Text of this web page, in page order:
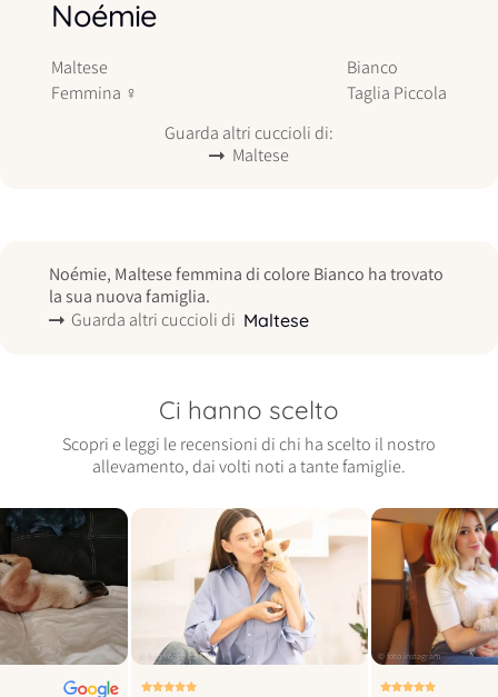
Noémie
Maltese
Femmina ♀
Bianco
Taglia Piccola
Guarda altri cuccioli di:
Maltese
Noémie, Maltese femmina di colore Bianco ha trovato
la sua nuova famiglia.
Guarda altri cuccioli di Maltese
Ci hanno scelto
Scopri e leggi le recensioni di chi ha scelto il nostro
allevamento, dai volti noti a tante famiglie.
© foto vogue italia © foto instagram